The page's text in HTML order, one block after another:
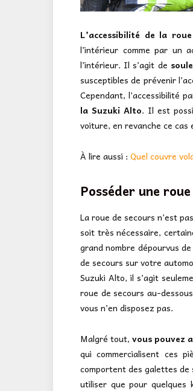
L’accessibilité de la
l’intérieur comme par un
l’intérieur. Il s’agit de
susceptibles de prévenir
Cependant, l’accessibilité
la Suzuki Alto. Il est
voiture, en revanche ce
À lire aussi : Quel couvre
Posséder une
La roue de secours n’est
soit très nécessaire,
grand nombre dépourvus
de secours sur votre
Suzuki Alto, il s’agit
roue de secours au-
vous n’en disposez pas.
Malgré tout,vous pouvez
qui commercialisent ces
comportent des galettes de
utiliser que pour quelques